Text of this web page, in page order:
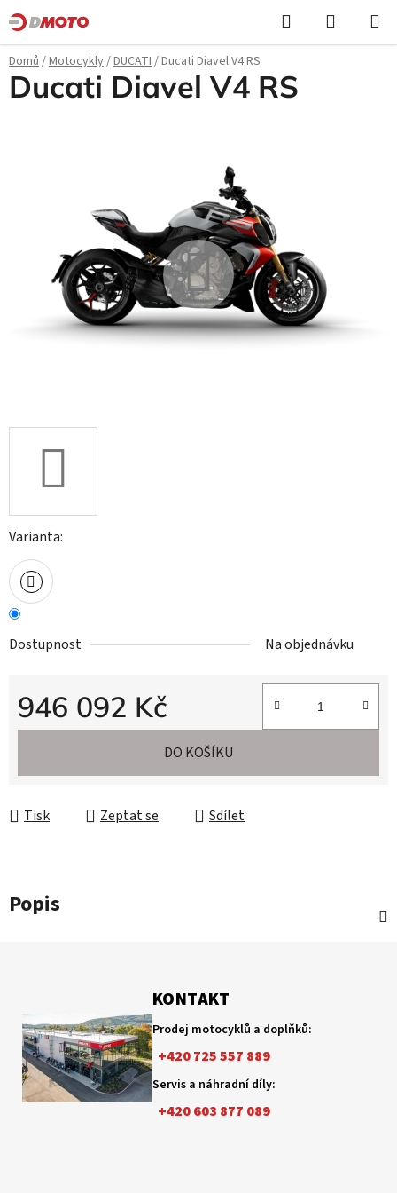
Přejít
na
obsah
Hledat
KOŠÍK
Domů/Motocykly/DUCATI/Ducati Diavel V4 RS
Varianta:
Dostupnost Na objednávku
946 092 Kč
Měrná cena:
DO KOŠÍKU
Tisk Zeptat se Sdílet
Ducati Diavel V4 RS
Popis
KONTAKT
Prodej motocyklů a doplňků:
+420 725 557 889
Servis a náhradní díly:
+420 603 877 089